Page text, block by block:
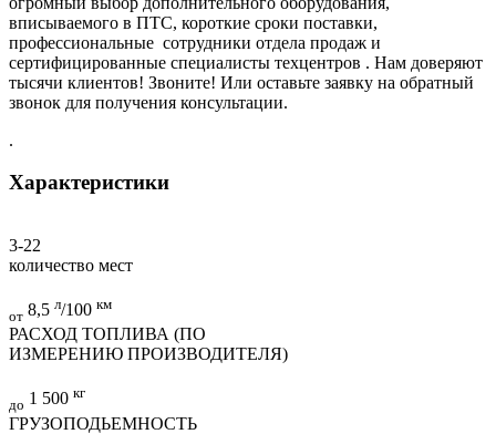
вписываемого в ПТС, короткие сроки поставки,
профессиональные сотрудники отдела продаж и
сертифицированные специалисты техцентров . Нам доверяют
тысячи клиентов! Звоните! Или оставьте заявку на обратный
звонок для получения консультации.
.
Характеристики
3-22
количество мест
от 8,5 л/100 км
РАСХОД ТОПЛИВА (ПО
ИЗМЕРЕНИЮ ПРОИЗВОДИТЕЛЯ)
до 1 500 кг
ГРУЗОПОДЬЕМНОСТЬ